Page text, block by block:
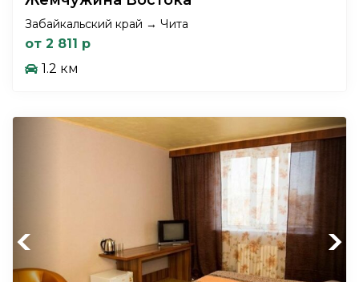
Забайкальский край → Чита
от 2 811 р
1.2 км
Previous Next